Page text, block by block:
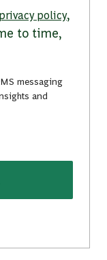
policy,
to time,
messaging
and